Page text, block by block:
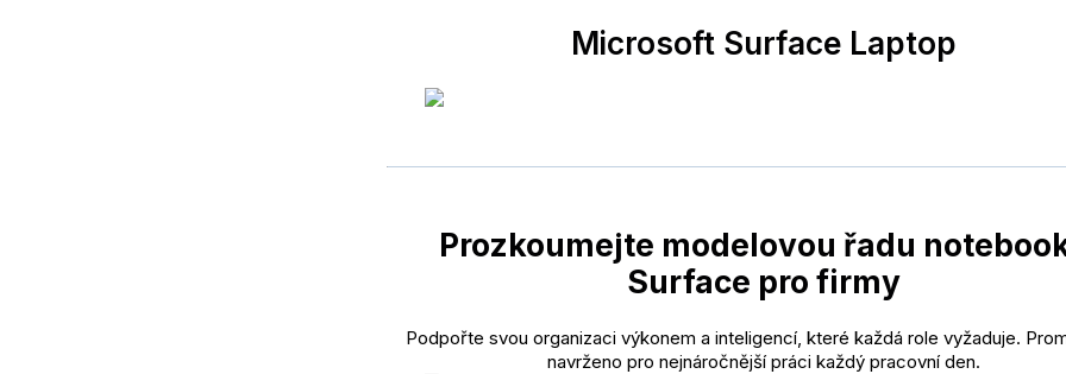
Microsoft Surface Laptop
Prozkoumejte modelovou řadu
Surface pro firmy
Podpořte svou organizaci výkonem a inteligencí, které každá role vyžaduje.
navrženo pro nejnáročnější práci každý pracovní den.